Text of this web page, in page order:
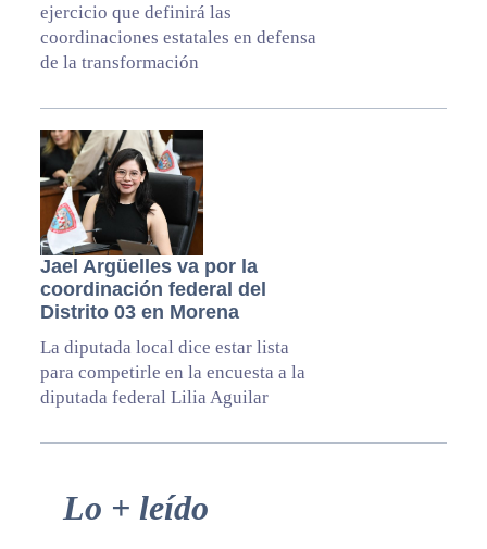
ejercicio que definirá las
coordinaciones estatales en defensa
de la transformación
Jael Argüelles va por la
coordinación federal del
Distrito 03 en Morena
La diputada local dice estar lista
para competirle en la encuesta a la
diputada federal Lilia Aguilar
Primary
Lo + leído